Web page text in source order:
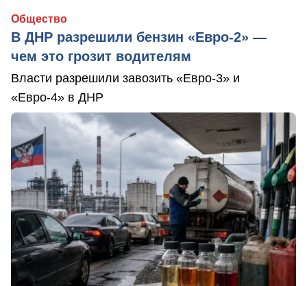
Общество
В ДНР разрешили бензин «Евро-2» —
чем это грозит водителям
Власти разрешили завозить «Евро-3» и
«Евро-4» в ДНР